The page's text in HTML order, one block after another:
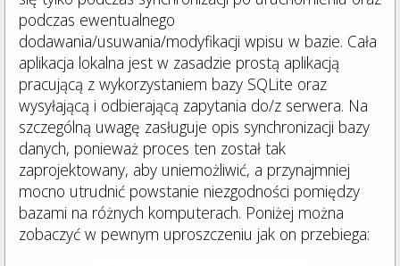
podczas ewentualnego
dodawania/usuwania/modyfikacji wpisu w bazie. Cała
aplikacja lokalna jest w zasadzie prostą aplikacją
pracującą z wykorzystaniem bazy SQLite oraz
wysyłającą i odbierającą zapytania do/z serwera. Na
szczególną uwagę zasługuje opis synchronizacji bazy
danych, ponieważ proces ten został tak
zaprojektowany, aby uniemożliwić, a przynajmniej
mocno utrudnić powstanie niezgodności pomiędzy
bazami na różnych komputerach. Poniżej można
zobaczyć w pewnym uproszczeniu jak on przebiega: